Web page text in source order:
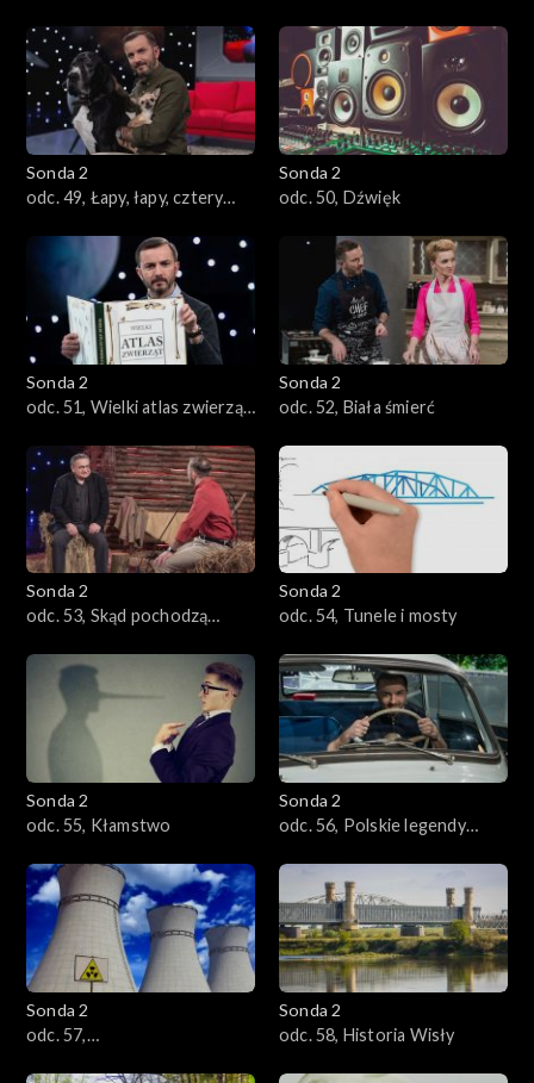
Sonda 2
odc. 49, Łapy, łapy, cztery
Sonda 2
odc. 50, Dźwięk
Sonda 2
odc. 51, Wielki atlas zwierząt,
Sonda 2
odc. 52, Biała śmierć
Sonda 2
odc. 53, Skąd pochodzą
Sonda 2
odc. 54, Tunele i mosty
Sonda 2
odc. 55, Kłamstwo
Sonda 2
odc. 56, Polskie legendy
Sonda 2
odc. 57,
Sonda 2
odc. 58, Historia Wisły